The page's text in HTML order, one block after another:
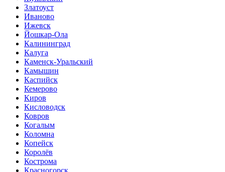
Златоуст
Иваново
Ижевск
Йошкар-Ола
Калининград
Калуга
Каменск-Уральский
Камышин
Каспийск
Кемерово
Киров
Кисловодск
Ковров
Когалым
Коломна
Копейск
Королёв
Кострома
Красногорск